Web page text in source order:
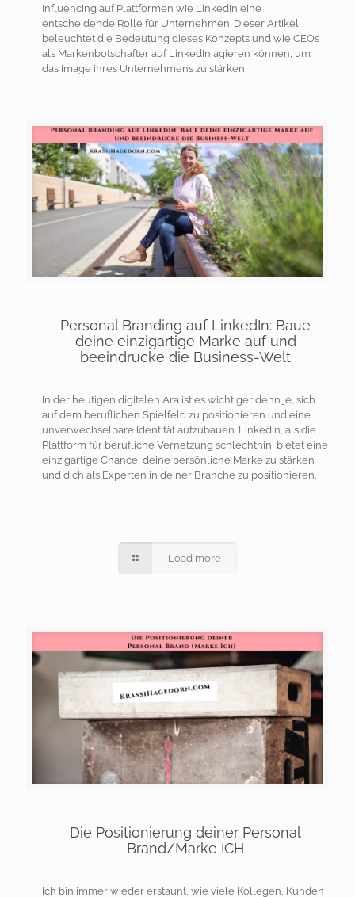
Influencing auf Plattformen wie LinkedIn eine
entscheidende Rolle für Unternehmen. Dieser Artikel
beleuchtet die Bedeutung dieses Konzepts und wie CEOs
als Markenbotschafter auf LinkedIn agieren können, um
das Image ihres Unternehmens zu stärken.
Personal Branding auf LinkedIn: Baue
deine einzigartige Marke auf und
beeindrucke die Business-Welt
In der heutigen digitalen Ära ist es wichtiger denn je, sich
auf dem beruflichen Spielfeld zu positionieren und eine
unverwechselbare Identität aufzubauen. LinkedIn, als die
Plattform für berufliche Vernetzung schlechthin, bietet eine
einzigartige Chance, deine persönliche Marke zu stärken
und dich als Experten in deiner Branche zu positionieren.
Load more
Die Positionierung deiner Personal
Brand/Marke ICH
Ich bin immer wieder erstaunt, wie viele Kollegen, Kunden